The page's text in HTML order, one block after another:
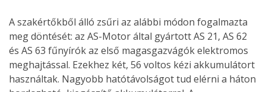
A szakértőkből álló zsűri az alábbi módon fogalmazta
meg döntését: az AS-Motor által gyártott AS 21, AS 62
és AS 63 fűnyírók az első magasgazvágók elektromos
meghajtással. Ezekhez két, 56 voltos kézi akkumulátort
használtak. Nagyobb hatótávolságot tud elérni a háton